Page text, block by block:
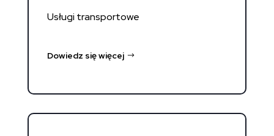
Usługi transportowe
Dowiedz się więcej